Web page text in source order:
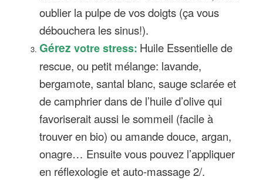
oublier la pulpe de vos doigts (ça vous
débouchera les sinus!).
Gérez votre stress: Huile Essentielle de
rescue, ou petit mélange: lavande,
bergamote, santal blanc, sauge sclarée et
de camphrier dans de l’huile d’olive qui
favoriserait aussi le sommeil (facile à
trouver en bio) ou amande douce, argan,
onagre… Ensuite vous pouvez l’appliquer
en réflexologie et auto-massage 2/.